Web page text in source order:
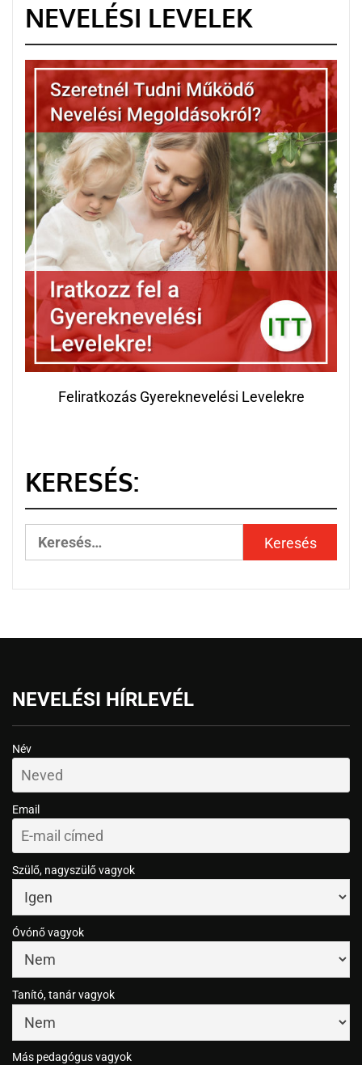
NEVELÉSI LEVELEK
Feliratkozás Gyereknevelési Levelekre
KERESÉS:
NEVELÉSI HÍRLEVÉL
Név
Email
Szülő, nagyszülő vagyok
Óvónő vagyok
Tanító, tanár vagyok
Más pedagógus vagyok